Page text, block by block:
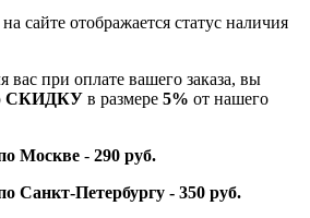
сайте отображается статус наличия
вас при оплате вашего заказа, вы
СКИДКУ в размере 5% от нашего
Москве - 290 руб.
Санкт-Петербургу - 350 руб.